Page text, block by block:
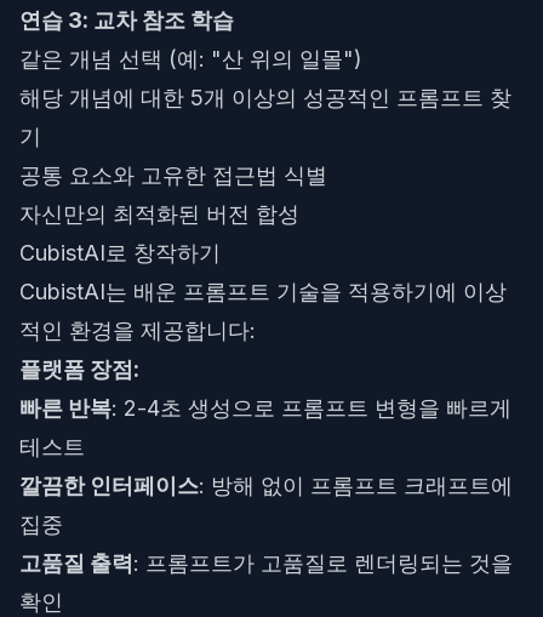
연습 3: 교차 참조 학습
같은 개념 선택 (예: "산 위의 일몰")
해당 개념에 대한 5개 이상의 성공적인 프롬프트 찾
기
공통 요소와 고유한 접근법 식별
자신만의 최적화된 버전 합성
CubistAI로 창작하기
CubistAI는 배운 프롬프트 기술을 적용하기에 이상
적인 환경을 제공합니다:
플랫폼 장점:
빠른 반복: 2-4초 생성으로 프롬프트 변형을 빠르게
테스트
깔끔한 인터페이스: 방해 없이 프롬프트 크래프트에
집중
고품질 출력 : 프롬프트가 고품질로 렌더링되는 것을
확인